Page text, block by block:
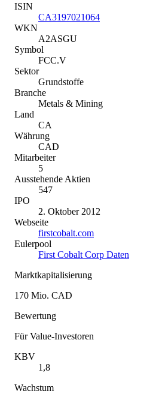
ISIN
CA3197021064
WKN
A2ASGU
Symbol
FCC.V
Sektor
Grundstoffe
Branche
Metals & Mining
Land
CA
Währung
CAD
Mitarbeiter
5
Ausstehende Aktien
547
IPO
2. Oktober 2012
Webseite
firstcobalt.com
Eulerpool
First Cobalt Corp Daten
Marktkapitalisierung
170 Mio. CAD
Bewertung
Für Value-Investoren
KBV
1,8
Wachstum